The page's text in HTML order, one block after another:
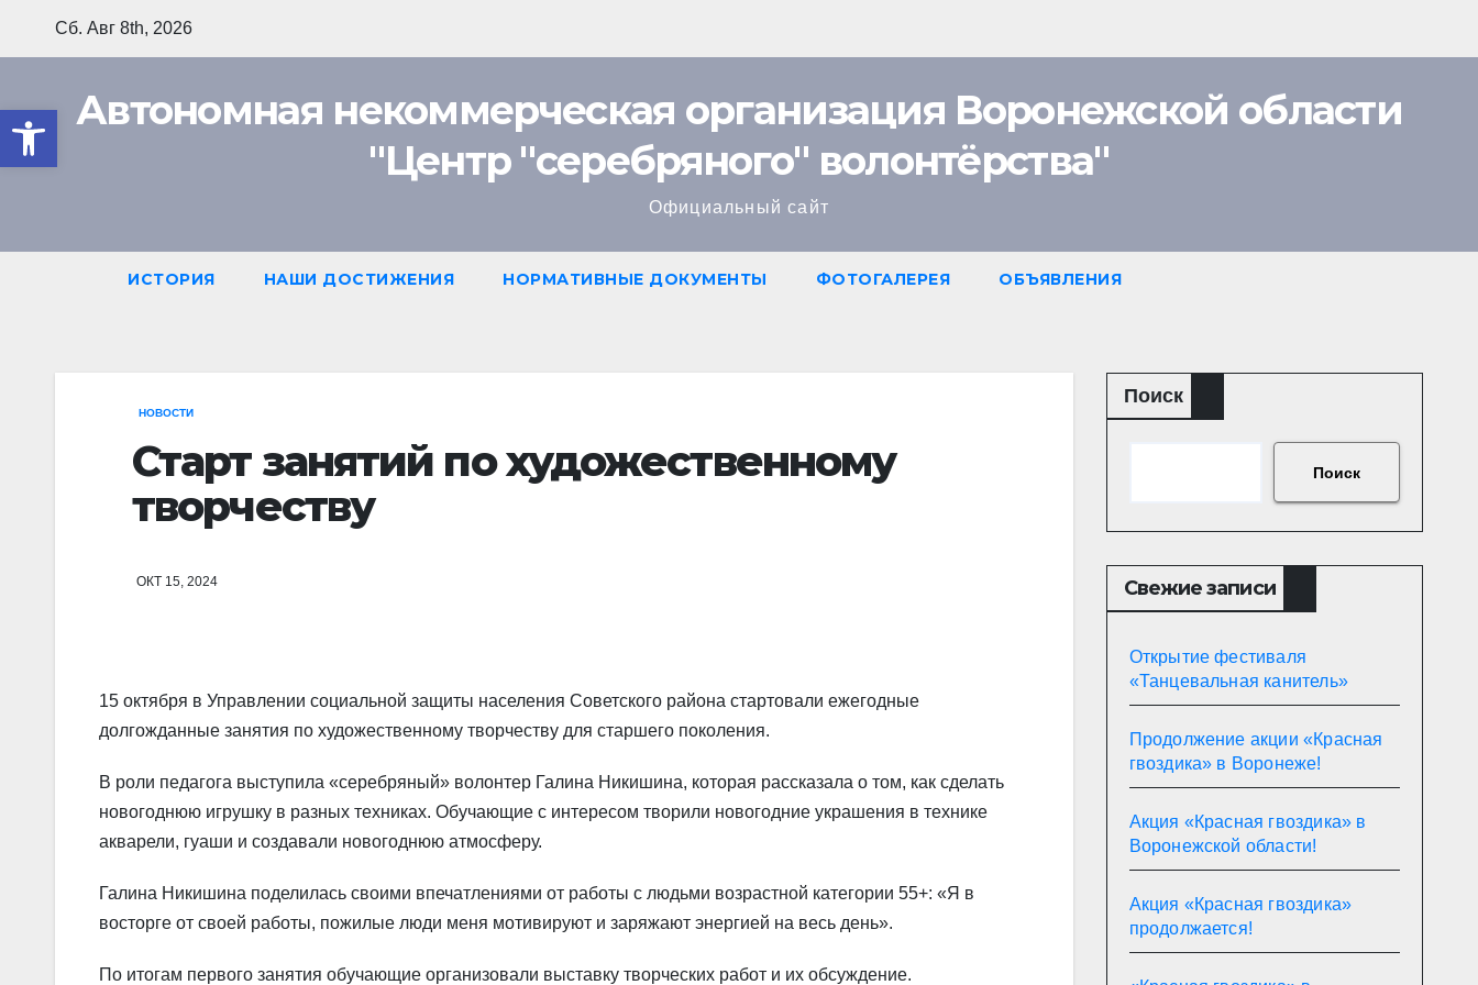
Сб. Авг 8th, 2026
Автономная некоммерческая организация Воронежской области
"Центр "cеребряного" волонтёрства"
Официальный сайт
ИСТОРИЯ НАШИ ДОСТИЖЕНИЯ НОРМАТИВНЫЕ ДОКУМЕНТЫ ФОТОГАЛЕРЕЯ ОБЪЯВЛЕНИЯ
НОВОСТИ
Старт занятий по художественному
творчеству
ОКТ 15, 2024
15 октября в Управлении социальной защиты населения Советского района стартовали ежегодные
долгожданные занятия по художественному творчеству для старшего поколения.
В роли педагога выступила «серебряный» волонтер Галина Никишина, которая рассказала о том, как сделать
новогоднюю игрушку в разных техниках. Обучающие с интересом творили новогодние украшения в технике
акварели, гуаши и создавали новогоднюю атмосферу.
Галина Никишина поделилась своими впечатлениями от работы с людьми возрастной категории 55+: «Я в
восторге от своей работы, пожилые люди меня мотивируют и заряжают энергией на весь день».
По итогам первого занятия обучающие организовали выставку творческих работ и их обсуждение.
Поиск
Поиск
Свежие записи
Открытие фестиваля
«Танцевальная канитель»
Продолжение акции «Красная
гвоздика» в Воронеже!
Акция «Красная гвоздика» в
Воронежской области!
Акция «Красная гвоздика»
продолжается!
Открыть панель инструментов